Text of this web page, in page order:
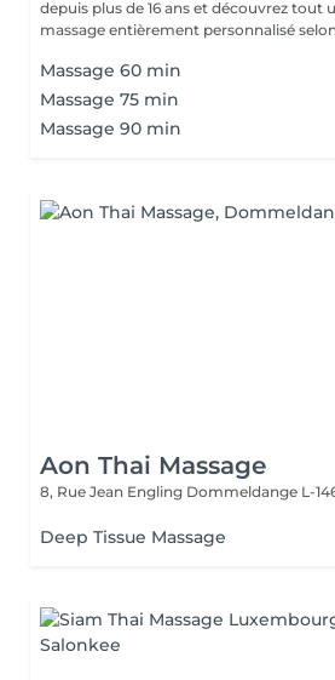
depuis plus de 16 ans et découvrez tout
massage entièrement personnalisé
Massage 60 min
Massage 75 min
Massage 90 min
Aon Thai Massage
8, Rue Jean Engling Dommeldange L-
Deep Tissue Massage